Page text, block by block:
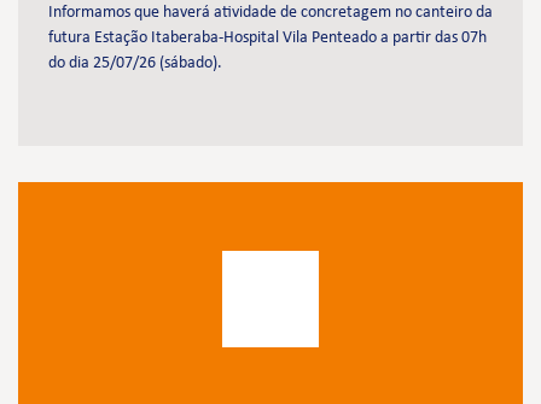
Informamos que haverá atividade de concretagem no canteiro da
futura Estação Itaberaba-Hospital Vila Penteado a partir das 07h
do dia 25/07/26 (sábado).